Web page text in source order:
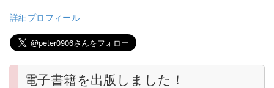
詳細プロフィール
電子書籍を出版しました！